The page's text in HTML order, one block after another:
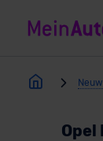
Opel